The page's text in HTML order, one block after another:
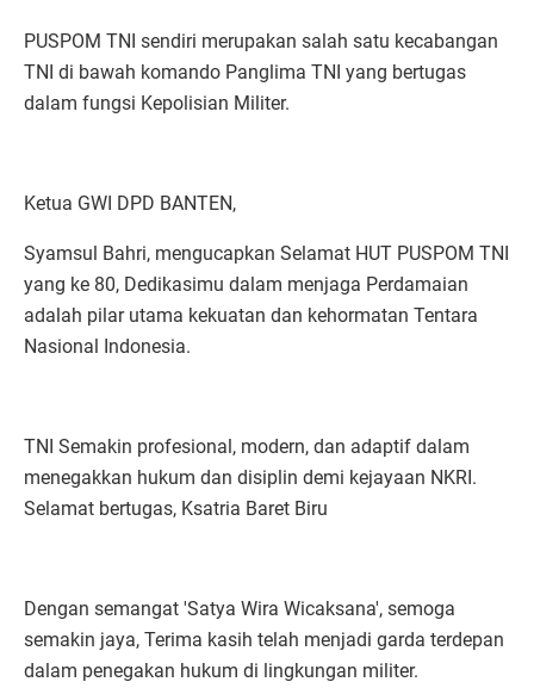
PUSPOM TNI sendiri merupakan salah satu kecabangan
TNI di bawah komando Panglima TNI yang bertugas
dalam fungsi Kepolisian Militer.
Ketua GWI DPD BANTEN,
Syamsul Bahri, mengucapkan Selamat HUT PUSPOM TNI
yang ke 80, Dedikasimu dalam menjaga Perdamaian
adalah pilar utama kekuatan dan kehormatan Tentara
Nasional Indonesia.
TNI Semakin profesional, modern, dan adaptif dalam
menegakkan hukum dan disiplin demi kejayaan NKRI.
Selamat bertugas, Ksatria Baret Biru
Dengan semangat 'Satya Wira Wicaksana', semoga
semakin jaya, Terima kasih telah menjadi garda terdepan
dalam penegakan hukum di lingkungan militer.